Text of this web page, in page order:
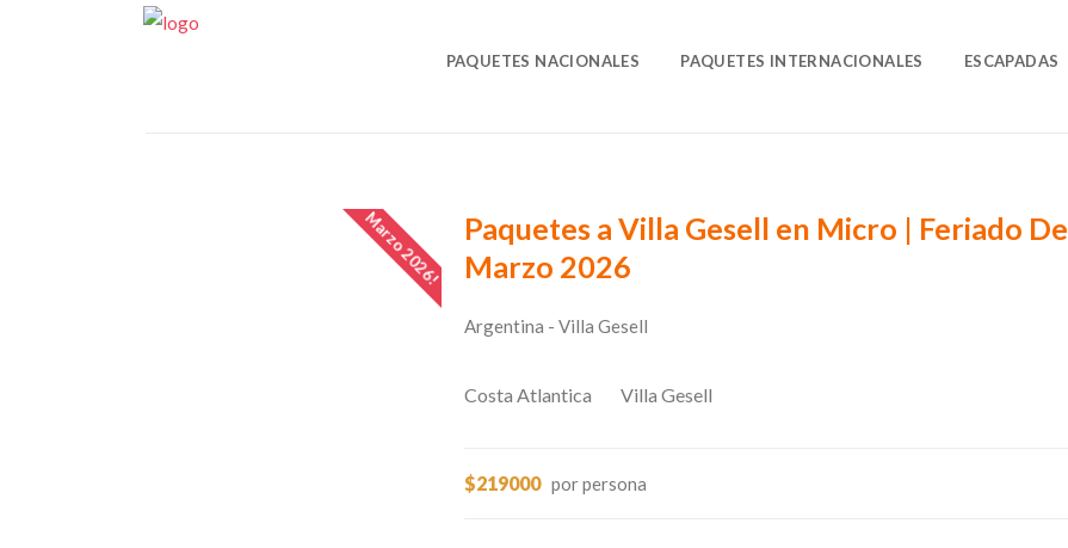
PAQUETES NACIONALES PAQUETES INTERNACIONALES ESCAPADAS
Marzo 2026!
Paquetes a Villa Gesell en Micro | Feriado De
Marzo 2026
Argentina - Villa Gesell
Costa Atlantica Villa Gesell
$219000 por persona